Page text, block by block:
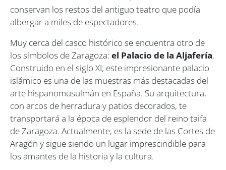
conservan los restos del antiguo teatro que podía
albergar a miles de espectadores.
Muy cerca del casco histórico se encuentra otro de
los símbolos de Zaragoza: el Palacio de la Aljafería.
Construido en el siglo XI, este impresionante palacio
islámico es una de las muestras más destacadas del
arte hispanomusulmán en España. Su arquitectura,
con arcos de herradura y patios decorados, te
transportará a la época de esplendor del reino taifa
de Zaragoza. Actualmente, es la sede de las Cortes de
Aragón y sigue siendo un lugar imprescindible para
los amantes de la historia y la cultura.